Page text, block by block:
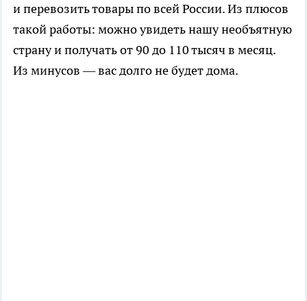
и перевозить товары по всей России. Из плюсов
такой работы: можно увидеть нашу необъятную
страну и получать от 90 до 110 тысяч в месяц.
Из минусов — вас долго не будет дома.